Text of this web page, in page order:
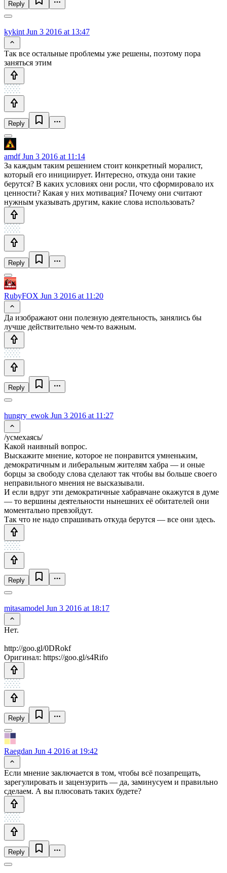
Reply
kykint Jun 3 2016 at 13:47
Так все остальные проблемы уже решены, поэтому пора
заняться этим
Reply
amdfJun 3 2016 at 11:14
За каждым таким решением стоит конкретный моралист,
который его инициирует. Интересно, откуда они такие
берутся? В каких условиях они росли, что сформировало их
ценности? Какая у них мотивация? Почему они считают
нужным указывать другим, какие слова использовать?
Reply
RubyFOX Jun 3 2016 at 11:20
Да изображают они полезную деятельность, занялись бы
лучше действительно чем-то важным.
Reply
hungry_ewok Jun 3 2016 at 11:27
/усмехаясь/
Какой наивный вопрос.
Выскажите мнение, которое не понравится умненьким,
демократичным и либеральным жителям хабра — и оные
борцы за свободу слова сделают так чтобы вы больше своего
неправильного мнения не высказывали.
И если вдруг эти демократичные хабравчане окажутся в думе
— то вершины деятельности нынешних её обитателей они
моментально превзойдут.
Так что не надо спрашивать откуда берутся — все они здесь.
Reply
mitasamodel Jun 3 2016 at 18:17
Нет.
http://goo.gl/0DRokf
Оригинал: https://goo.gl/s4Rifo
Reply
Raegdan Jun 4 2016 at 19:42
Если мнение заключается в том, чтобы всё позапрещать,
зарегулировать и зацензурить — да, заминусуем и правильно
сделаем. А вы плюсовать таких будете?
Reply